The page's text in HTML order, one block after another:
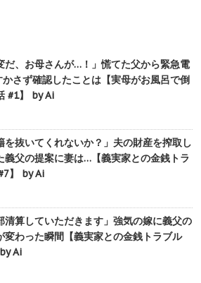
だ、お母さんが…！」慌てた父から緊急電
さず確認したことは【実母がお風呂で倒
#1】 by Ai
を抜いてくれないか？」夫の財産を搾取し
義父の提案に妻は…【義実家との金銭トラ
】 by Ai
清算していただきます」強気の嫁に義父の
変わった瞬間【義実家との金銭トラブル
Ai